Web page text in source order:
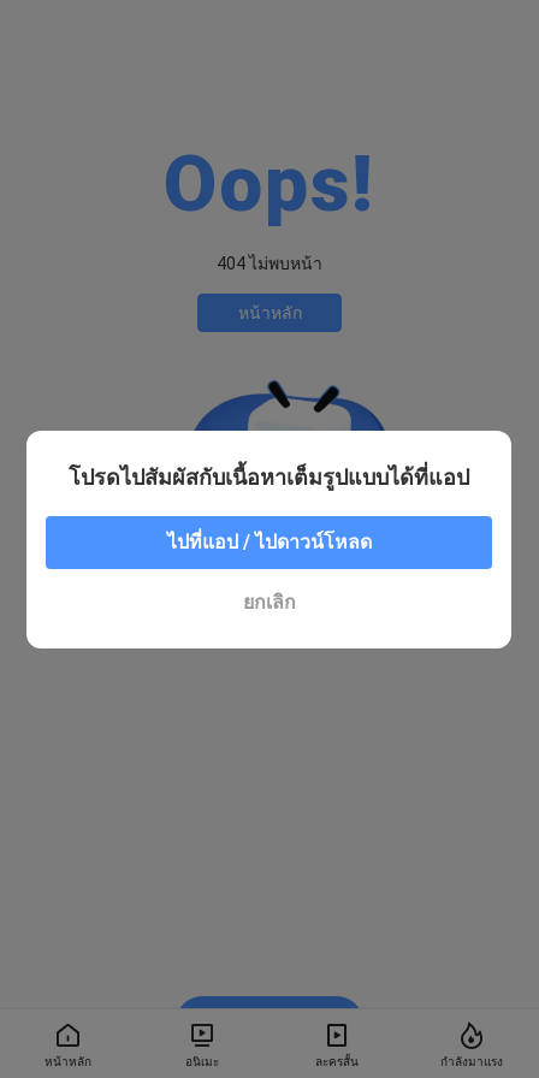
หน้าหลัก อนิเมะ ละครสั้น กำลังมาแรง
Oops!
404 ไม่พบหน้า
หน้าหลัก
โปรดไปสัมผัสกับเนื้อหาเต็มรูปแบบได้ที่แอป
ไปที่แอป / ไปดาวน์โหลด
ยกเลิก
รับชมใน BiliBili